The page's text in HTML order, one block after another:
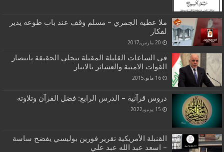
ملا عطيه الجمري – مسلم وقف عند باب طوعه يدير
لفكار
20 مارس,2017
في الساعات القليلة المقبلة تنجلي الحقيقة بانتصار
القوات الامنية والعشائر بالانبار
16 مايو,2015
دروس قرآنية – الدرس الرابع: فضل القرآن وتلاوته
15 يونيو,2022
القنبلة الأمريكية تقرير فورين بوليسي يفضح ساسة
– اسعد عبد الله عبد علي